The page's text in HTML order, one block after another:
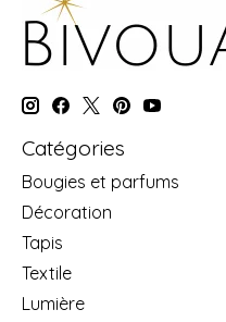
Catégories
Bougies et parfums
Décoration
Tapis
Textile
Lumière